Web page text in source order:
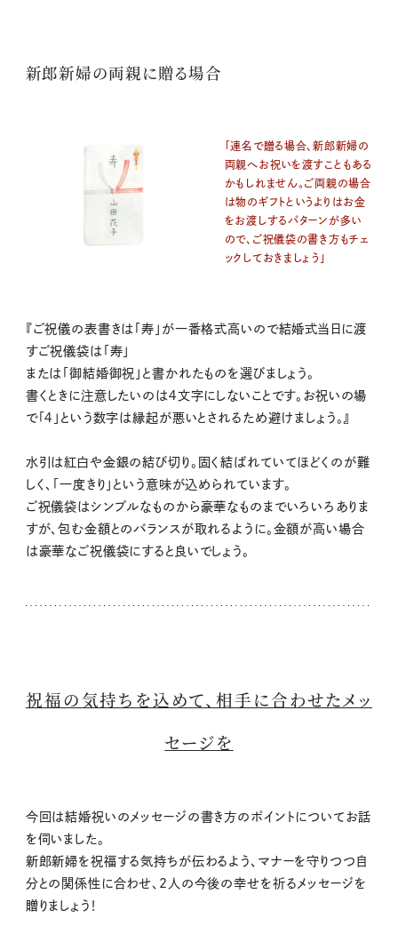
新郎新婦の両親に贈る場合
「連名で贈る場合、新郎新婦の
両親へお祝いを渡すこともある
かもしれません。ご両親の場合
は物のギフトというよりはお金
をお渡しするパターンが多い
ので、ご祝儀袋の書き方もチェ
ックしておきましょう」
『ご祝儀の表書きは「寿」が一番格式高いので結婚式当日に渡
すご祝儀袋は「寿」
または「御結婚御祝」と書かれたものを選びましょう。
書くときに注意したいのは４文字にしないことです。お祝いの場
で「４」という数字は縁起が悪いとされるため避けましょう。』
水引は紅白や金銀の結び切り。固く結ばれていてほどくのが難
しく、「一度きり」という意味が込められています。
ご祝儀袋はシンプルなものから豪華なものまでいろいろありま
すが、包む金額とのバランスが取れるように。金額が高い場合
は豪華なご祝儀袋にすると良いでしょう。
祝福の気持ちを込めて、相手に合わせたメッ
セージを
今回は結婚祝いのメッセージの書き方のポイントについてお話
を伺いました。
新郎新婦を祝福する気持ちが伝わるよう、マナーを守りつつ自
分との関係性に合わせ、2人の今後の幸せを祈るメッセージを
贈りましょう！